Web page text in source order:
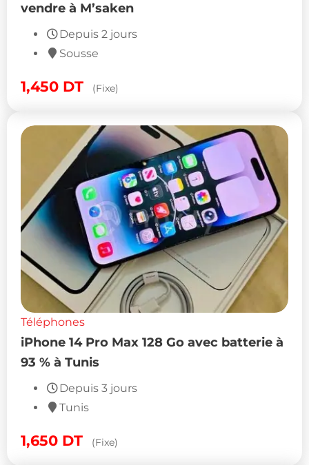
vendre à M’saken
Depuis 2 jours
Sousse
1,450 DT (Fixe)
Téléphones
iPhone 14 Pro Max 128 Go avec batterie à
93 % à Tunis
Depuis 3 jours
Tunis
1,650 DT (Fixe)